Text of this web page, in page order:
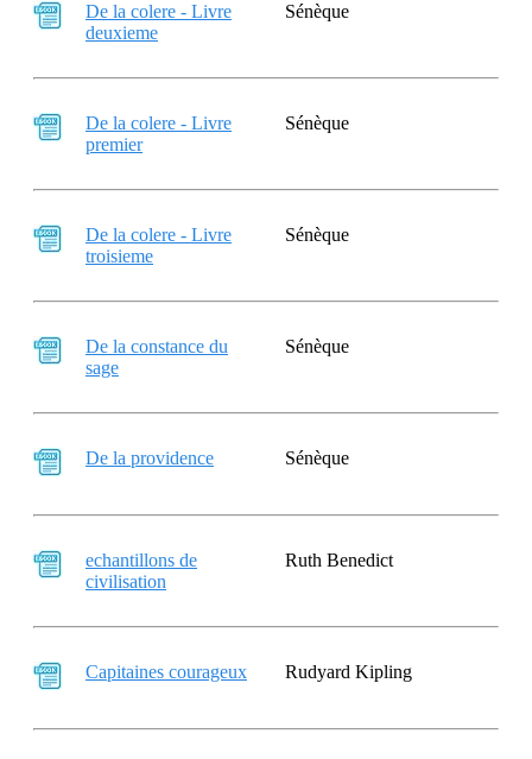
De la colere - Livre
deuxieme
Sénèque
De la colere - Livre
premier
Sénèque
De la colere - Livre
troisieme
Sénèque
De la constance du
sage
Sénèque
De la providence Sénèque
echantillons de
civilisation
Ruth Benedict
Capitaines courageux Rudyard Kipling